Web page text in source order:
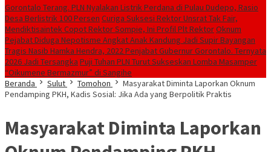
Gorontalo Terang. PLN Nyalakan Listrik Perdana di Pulau Dudepo, Rasio
Desa Berlistrik 100 Persen Curiga Suksesi Rektor Unsrat Tak Fair,
Mendiktisaintek Copot Rektor Sompie, Ini Profil Plt RektorOknum
Pejabat Diduga Nepotisme Angkat Anak Kandung Jadi Supir Bayangan
Tragis Nasib Hamka Hendra, 2022 Penjabat Gubernur Gorontalo. Ternyata
2026 Jadi Tersangka Puji Tuhan PLN Turut Sukseskan Lomba Masamper
“Oikumene Bermazmur” di Sangihe
Beranda
Sulut Tomohon
Masyarakat Diminta Laporkan Oknum
Pendamping PKH, Kadis Sosial: Jika Ada yang Berpolitik Praktis
Masyarakat Diminta Laporkan